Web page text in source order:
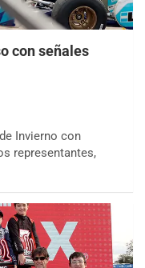
con señales
Invierno con
representantes,